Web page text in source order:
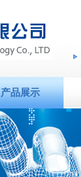
产品展示